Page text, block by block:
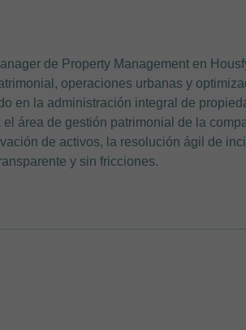
de Property Management en
operaciones urbanas y
en la administración integral de
área de gestión patrimonial de la
de activos, la resolución ágil de
y sin fricciones.